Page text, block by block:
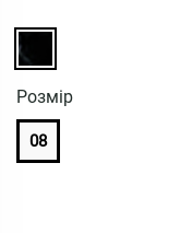
Розмiр
08